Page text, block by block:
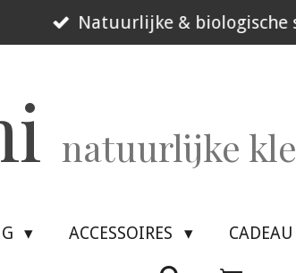
Natuurlijke & biologische
natuurlijke
ACCESSOIRES CADEAU